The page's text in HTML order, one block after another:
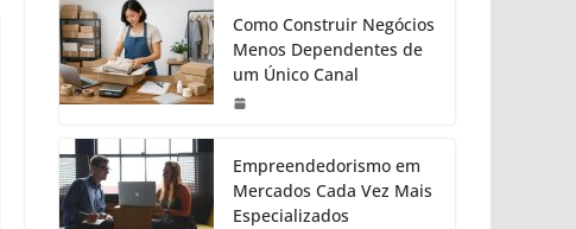
Como Construir Negócios
Menos Dependentes de
um Único Canal
Empreendedorismo em
Mercados Cada Vez Mais
Especializados